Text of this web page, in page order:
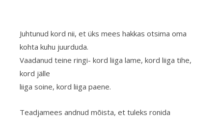
Juhtunud kord nii, et üks mees hakkas otsima oma
kohta kuhu juurduda.
Vaadanud teine ringi- kord liiga lame, kord liiga tihe,
kord jälle
liiga soine, kord liiga paene.
Teadjamees andnud mõista, et tuleks ronida